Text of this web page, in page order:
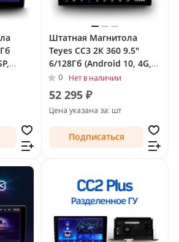
Штатная Магнитола
Teyes CC3 2К 360 9.5"
6/128Гб (Android 10, 4G,
DSP, QLed) - круговой
обзор для SsangYong
Actyon I 2005 - 2011
0 Нет в наличии
52 295 ₽
Цена указана за: шт
Подписаться